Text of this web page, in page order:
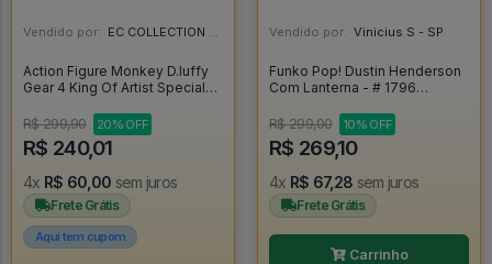
Vendido por: EC COLLECTION - SP
Action Figure Monkey D.luffy
Gear 4 King Of Artist Special
One Piece
R$ 299,90 20% OFF
R$ 240,01
4x R$ 60,00 sem juros
Frete Grátis
Aqui tem cupom
Vendido por: Vinicius S - SP
Funko Pop! Dustin Henderson
Com Lanterna - # 1796
Things #1
R$ 299,00 10% OFF
R$ 269,10
4x R$ 67,28 sem juros
Frete Grátis
Carrinho